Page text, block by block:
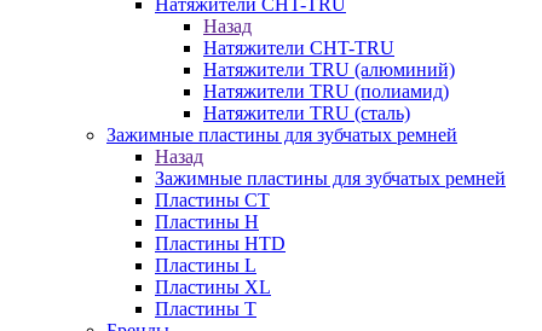
Назад
Натяжители CHT-TRU
Натяжители TRU (алюминий)
Натяжители TRU (полиамид)
Натяжители TRU (сталь)
Зажимные пластины для зубчатых ремней
Назад
Зажимные пластины для зубчатых ремней
Пластины CT
Пластины H
Пластины HTD
Пластины L
Пластины XL
Пластины T